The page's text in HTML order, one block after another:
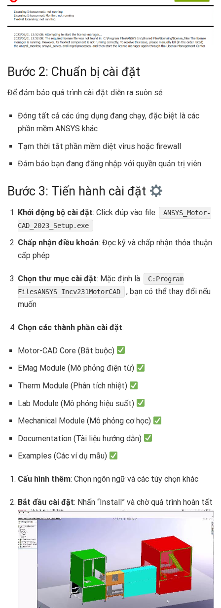
Bước 2: Chuẩn bị cài đặt ️
Để đảm bảo quá trình cài đặt diễn ra suôn sẻ:
Đóng tất cả các ứng dụng đang chạy, đặc biệt là các
phần mềm ANSYS khác
Tạm thời tắt phần mềm diệt virus hoặc firewall
Đảm bảo bạn đang đăng nhập với quyền quản trị viên
Bước 3: Tiến hành cài đặt
Khởi động bộ cài đặt: Click đúp vào file
ANSYS_Motor-
CAD_2023_Setup.exe
Chấp nhận điều khoản: Đọc kỹ và chấp nhận thỏa thuận
cấp phép
Chọn thư mục cài đặt: Mặc định là
C:Program
FilesANSYS Incv231MotorCAD
, bạn có thể thay đổi nếu
muốn
Chọn các thành phần cài đặt:
Motor-CAD Core (Bắt buộc)
EMag Module (Mô phỏng điện từ)
Therm Module (Phân tích nhiệt)
Lab Module (Mô phỏng hiệu suất)
Mechanical Module (Mô phỏng cơ học)
Documentation (Tài liệu hướng dẫn)
Examples (Các ví dụ mẫu)
Cấu hình thêm: Chọn ngôn ngữ và các tùy chọn khác
Bắt đầu cài đặt: Nhấn “Install” và chờ quá trình hoàn tất